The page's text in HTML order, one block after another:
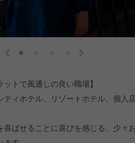
トで風通しの良い職場】
ィホテル、リゾートホテル、個人
ばせることに喜びを感じる、少々